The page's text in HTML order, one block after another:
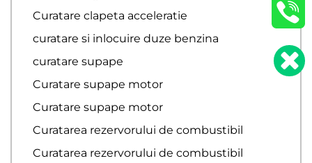
Curatare clapeta acceleratie
curatare si inlocuire duze benzina
curatare supape
Curatare supape motor
Curatare supape motor
Curatarea rezervorului de combustibil
Curatarea rezervorului de combustibil